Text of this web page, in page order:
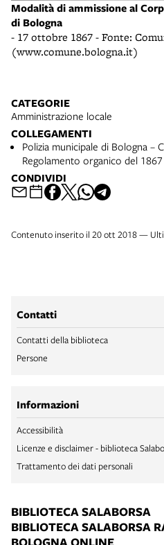
Modalità di ammissione al
di Bologna
- 17 ottobre 1867 - Fonte:
(www.comune.bologna.it)
CATEGORIE
Amministrazione locale
COLLEGAMENTI
Polizia municipale di Bologna –
Regolamento organico del
CONDIVIDI
Contenuto inserito il 20 ott 2018 —
Contatti
Contatti della biblioteca
Persone
Informazioni
Accessibilità
Licenze e disclaimer - biblioteca
Trattamento dei dati personali
BIBLIOTECA SALABORSA
BIBLIOTECA SALABORSA